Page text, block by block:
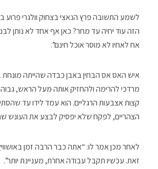
לשמע התשובה פרץ הנאצי בצחוק וולגרי פרוע
הזה עוד יחיה עד מחר? כאן אף אחד לא נותן
אח לאחיו לא מוסר אוכל חינם”.
איש האס אס הבחין באבן כבדה שהייתה מונחת
מרדכי להרימה ולהחזיק אותה מעל הראש,
קצות אצבעות הרגליים. הוא עמד לידו עד
הצהריים, לפקח שלא יפסיק לבצע את העונש
לאחר מכן אמר לו: “אתה כבר הרבה זמן
זאת. עכשיו תקבל עבודה אחרת, מעניינת יותר”.